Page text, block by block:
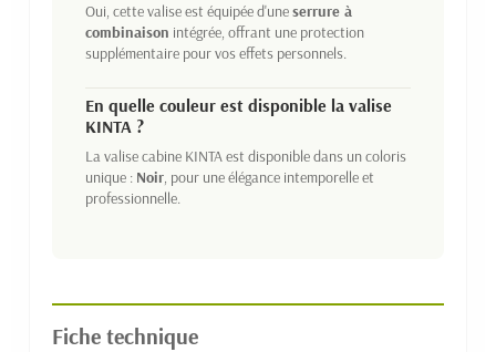
Oui, cette valise est équipée d'uneserrure à
combinaison intégrée, offrant une protection
supplémentaire pour vos effets personnels.
En quelle couleur est disponible la valise
KINTA ?
La valise cabine KINTA est disponible dans un coloris
unique : Noir, pour une élégance intemporelle et
professionnelle.
Fiche technique